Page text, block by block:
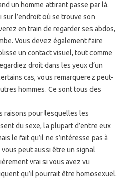
un homme attirant passe par là.
l’endroit où se trouve son
en train de regarder ses abdos,
Vous devez également faire
un contact visuel, tout comme
droit dans les yeux d’un
cas, vous remarquerez peut-
hommes. Ce sont tous des
raisons pour lesquelles les
du sexe, la plupart d’entre eux
le fait qu’il ne s’intéresse pas à
peut aussi être un signal
vrai si vous avez vu
qu’il pourrait être homosexuel.